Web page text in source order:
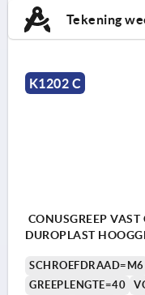
Tekening
K1202 C
CONUSGREEP
DUROPLAST
SCHROEFDRAAD=M6
GREEPLENGTE=40